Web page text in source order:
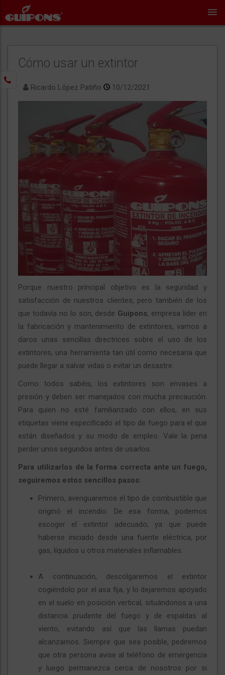
Cómo usar un extintor
Ricardo López Patiño 10/12/2021
Porque nuestro principal objetivo es la seguridad y
satisfacción de nuestros clientes, pero también de los
que todavía no lo son, desde Guipons, empresa líder en
la fabricación y mantenimiento de extintores, vamos a
daros unas sencillas directrices sobre el uso de los
extintores, una herramienta tan útil como necesaria que
puede llegar a salvar vidas o evitar un desastre.
Como todos sabéis, los extintores son envases a
presión y deben ser manejados con mucha precaución.
Para quien no esté familiarizado con ellos, en sus
etiquetas viene especificado el tipo de fuego para el que
están diseñados y su modo de empleo. Vale la pena
perder unos segundos antes de usarlos.
Para utilizarlos de la forma correcta ante un fuego,
seguiremos estos sencillos pasos:
Primero, averiguaremos el tipo de combustible que
originó el incendio. De esa forma, podemos
escoger el extintor adecuado, ya que puede
haberse iniciado desde una fuente eléctrica, por
gas, líquidos u otros materiales inflamables.
A continuación, descolgaremos el extintor
cogiéndolo por el asa fija, y lo dejaremos apoyado
en el suelo en posición vertical, situándonos a una
distancia prudente del fuego y de espaldas al
viento, evitando así que las llamas puedan
alcanzarnos. Siempre que sea posible, pediremos
que otra persona avise al teléfono de emergencia
y luego permanezca cerca de nosotros por si